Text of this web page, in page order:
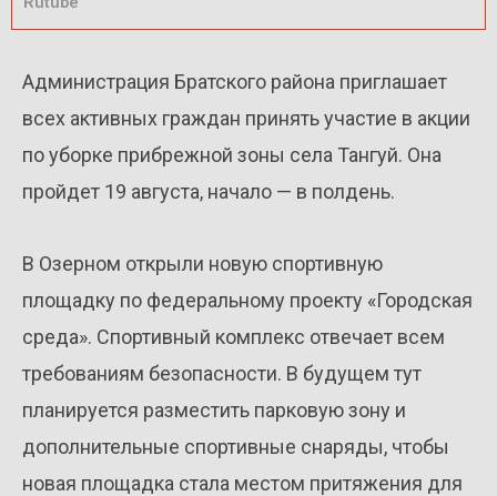
Администрация Братского района приглашает
всех активных граждан принять участие в акции
по уборке прибрежной зоны села Тангуй. Она
пройдет 19 августа, начало — в полдень.
В Озерном открыли новую спортивную
площадку по федеральному проекту «Городская
среда». Спортивный комплекс отвечает всем
требованиям безопасности. В будущем тут
планируется разместить парковую зону и
дополнительные спортивные снаряды, чтобы
новая площадка стала местом притяжения для